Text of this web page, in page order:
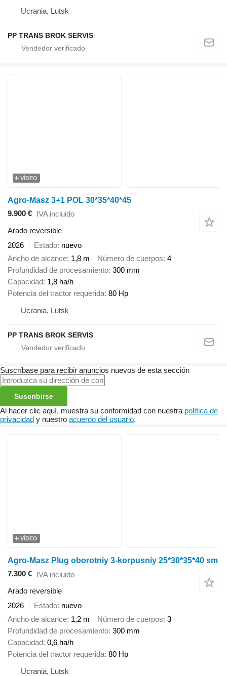
Ucrania, Lutsk
PP TRANS BROK SERVIS
VÍDEO
Agro-Masz 3+1 POL 30*35*40*45
9.900 € IVA incluido
Arado reversible
2026
Estado nuevo
Ancho de alcance 1,8 m Número de cuerpos 4
Profundidad de procesamiento 300 mm
Capacidad 1,8 ha/h
Potencia del tractor requerida 80 Hp
Ucrania, Lutsk
PP TRANS BROK SERVIS
Suscríbase para recibir anuncios nuevos de esta sección
Suscribirse
Al hacer clic aquí, muestra su conformidad con nuestra política de
privacidad y nuestro acuerdo del usuario.
VÍDEO
Agro-Masz Plug oborotniy 3-korpusniy 25*30*35*40 sm
7.300 € IVA incluido
Arado reversible
2026
Estado nuevo
Ancho de alcance 1,2 m Número de cuerpos 3
Profundidad de procesamiento 300 mm
Capacidad 0,6 ha/h
Potencia del tractor requerida 80 Hp
Ucrania, Lutsk